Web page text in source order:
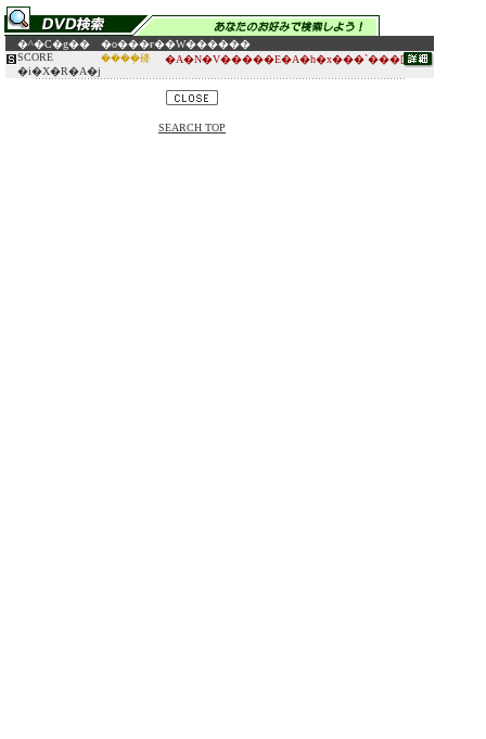
�^�C�g�� �o���ғ��W������
SCORE
�i�X�R�A�j
����݂䂫 �A�N�V�����E�A�h�x���`���[
SEARCH TOP